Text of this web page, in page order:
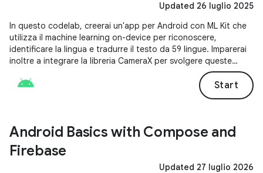
Updated 26 luglio 2025
In questo codelab, creerai un'app per Android con ML Kit che
utilizza il machine learning on-device per riconoscere,
identificare la lingua e tradurre il testo da 59 lingue. Imparerai
inoltre a integrare la libreria CameraX per svolgere queste
attività da un feed della fotocamera in tempo reale.
Start
Android Basics with Compose and
Firebase
Updated 27 luglio 2026